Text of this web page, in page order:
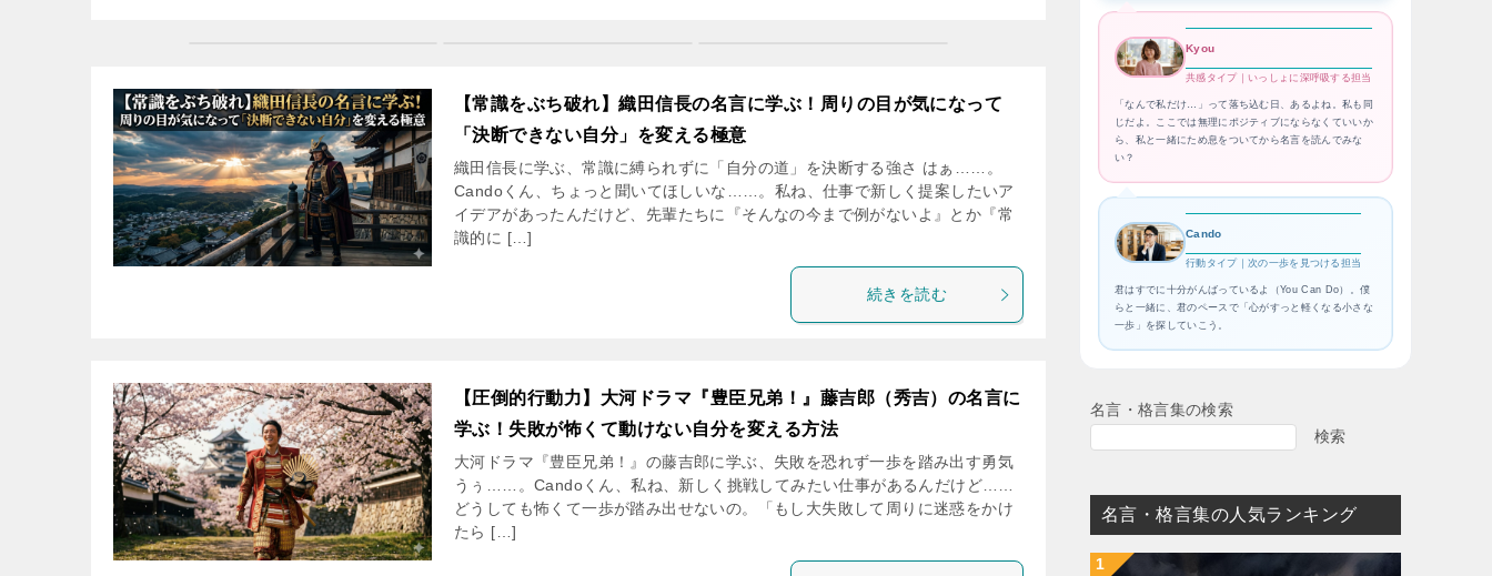
【常識をぶち破れ】織田信長の名言に学ぶ！周りの目が気になって
「決断できない自分」を変える極意
織田信長に学ぶ、常識に縛られずに「自分の道」を決断する強さ はぁ……。
Candoくん、ちょっと聞いてほしいな……。私ね、仕事で新しく提案したいア
イデアがあったんだけど、先輩たちに『そんなの今まで例がないよ』とか『常
識的に […]
続きを読む
【圧倒的行動力】大河ドラマ『豊臣兄弟！』藤吉郎（秀吉）の名言に
学ぶ！失敗が怖くて動けない自分を変える方法
大河ドラマ『豊臣兄弟！』の藤吉郎に学ぶ、失敗を恐れず一歩を踏み出す勇気
うぅ……。Candoくん、私ね、新しく挑戦してみたい仕事があるんだけど……
どうしても怖くて一歩が踏み出せないの。「もし大失敗して周りに迷惑をかけ
たら […]
Kyou
共感タイプ｜いっしょに深呼吸する担当
「なんで私だけ…」って落ち込む日、あるよね。私も同
じだよ。ここでは無理にポジティブにならなくていいか
ら、私と一緒にため息をついてから名言を読んでみな
い？
Cando
行動タイプ｜次の一歩を見つける担当
君はすでに十分がんばっているよ（You Can Do）。僕
らと一緒に、君のペースで「心がすっと軽くなる小さな
一歩」を探していこう。
名言・格言集の検索
検索
名言・格言集の人気ランキング